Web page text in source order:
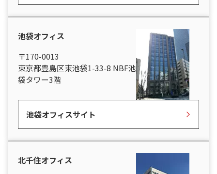
池袋オフィス
〒170-0013
東京都豊島区東池袋1-33-8 NBF池
袋タワー3階
池袋オフィスサイト
北千住オフィス